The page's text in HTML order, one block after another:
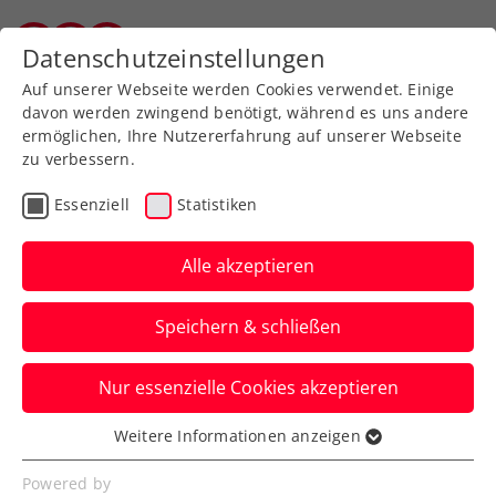
Zurück zur Newsübersicht
ATP
WTA Rom: Potapova
fertigt auch die Nummer
21 der Welt ab
Österreichs Spitzenspielerin stürmt beim
WTA-1000-Event in Italiens Hauptstadt ins
Achtelfinale.
Verfasst von: Manuel Wachta, 10.05.2026
Datenschutzeinstellungen
Auf unserer Webseite werden Cookies verwendet. Einige
davon werden zwingend benötigt, während es uns andere
ermöglichen, Ihre Nutzererfahrung auf unserer Webseite
zu verbessern.
Essenziell Statistiken
Alle akzeptieren
Speichern & schließen
Nur essenzielle Cookies akzeptieren
Essenziell
Essenzielle Cookies werden für grundlegende
Weitere Informationen anzeigen
Powered by